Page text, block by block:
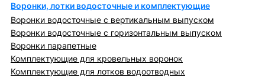
Воронки, лотки водосточные и комплектующие
Воронки водосточные с вертикальным выпуском
Воронки водосточные с горизонтальным выпуском
Воронки парапетные
Комплектующие для кровельных воронок
Комплектующие для лотков водоотводных